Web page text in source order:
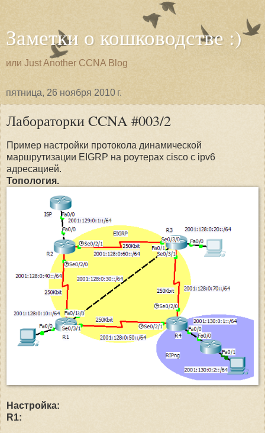
Заметки о кошководстве :)
или Just Another CCNA Blog
пятница, 26 ноября 2010 г.
Лабораторки CCNA #003/2
Пример настройки протокола динамической
маршрутизации EIGRP на роутерах cisco с ipv6
адресацией.
Топология.
Настройка:
R1: